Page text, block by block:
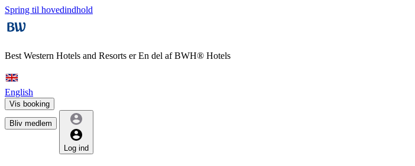
Spring til hovedindhold
Best Western Hotels and Resorts erEn del af BWH® Hotels
English
Vis booking
Bliv medlem
Log ind